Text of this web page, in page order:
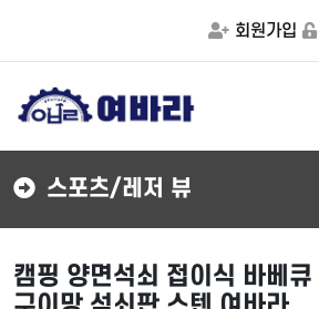
회원가입
스포츠/레저 뷰
캠핑 양면석쇠 접이식 바베